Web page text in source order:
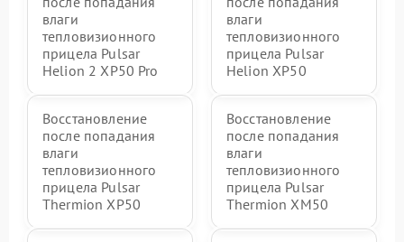
влаги
тепловизионного
прицела Pulsar
Helion 2 XP50 Pro
влаги
тепловизионного
прицела Pulsar
Helion XP50
Восстановление
после попадания
влаги
тепловизионного
прицела Pulsar
Thermion XP50
Восстановление
после попадания
влаги
тепловизионного
прицела Pulsar
Thermion XM50